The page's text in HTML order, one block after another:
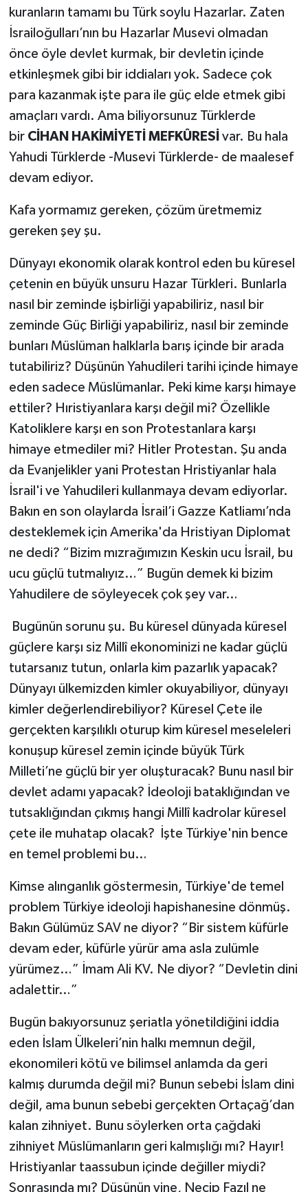
kuranların tamamı bu Türk soylu Hazarlar. Zaten
İsrailoğulları’nın bu Hazarlar Musevi olmadan
önce öyle devlet kurmak, bir devletin içinde
etkinleşmek gibi bir iddiaları yok. Sadece çok
para kazanmak işte para ile güç elde etmek gibi
amaçları vardı. Ama biliyorsunuz Türklerde
bir CİHAN HAKİMİYETİ MEFKÛRESİ var. Bu hala
Yahudi Türklerde -Musevi Türklerde- de maalesef
devam ediyor.
Kafa yormamız gereken, çözüm üretmemiz
gereken şey şu.
Dünyayı ekonomik olarak kontrol eden bu küresel
çetenin en büyük unsuru Hazar Türkleri. Bunlarla
nasıl bir zeminde işbirliği yapabiliriz, nasıl bir
zeminde Güç Birliği yapabiliriz, nasıl bir zeminde
bunları Müslüman halklarla barış içinde bir arada
tutabiliriz? Düşünün Yahudileri tarihi içinde himaye
eden sadece Müslümanlar. Peki kime karşı himaye
ettiler? Hıristiyanlara karşı değil mi? Özellikle
Katoliklere karşı en son Protestanlara karşı
himaye etmediler mi? Hitler Protestan. Şu anda
da Evanjelikler yani Protestan Hristiyanlar hala
İsrail'i ve Yahudileri kullanmaya devam ediyorlar.
Bakın en son olaylarda İsrail’i Gazze Katliamı’nda
desteklemek için Amerika'da Hristiyan Diplomat
ne dedi? “Bizim mızrağımızın Keskin ucu İsrail, bu
ucu güçlü tutmalıyız…” Bugün demek ki bizim
Yahudilere de söyleyecek çok şey var…
Bugünün sorunu şu. Bu küresel dünyada küresel
güçlere karşı siz Millî ekonominizi ne kadar güçlü
tutarsanız tutun, onlarla kim pazarlık yapacak?
Dünyayı ülkemizden kimler okuyabiliyor, dünyayı
kimler değerlendirebiliyor? Küresel Çete ile
gerçekten karşılıklı oturup kim küresel meseleleri
konuşup küresel zemin içinde büyük Türk
Milleti’ne güçlü bir yer oluşturacak? Bunu nasıl bir
devlet adamı yapacak? İdeoloji bataklığından ve
tutsaklığından çıkmış hangi Millî kadrolar küresel
çete ile muhatap olacak? İşte Türkiye'nin bence
en temel problemi bu…
Kimse alınganlık göstermesin, Türkiye'de temel
problem Türkiye ideoloji hapishanesine dönmüş.
Bakın Gülümüz SAV ne diyor? “Bir sistem küfürle
devam eder, küfürle yürür ama asla zulümle
yürümez…” İmam Ali KV. Ne diyor? “Devletin dini
adalettir…”
Bugün bakıyorsunuz şeriatla yönetildiğini iddia
eden İslam Ülkeleri’nin halkı memnun değil,
ekonomileri kötü ve bilimsel anlamda da geri
kalmış durumda değil mi? Bunun sebebi İslam dini
değil, ama bunun sebebi gerçekten Ortaçağ’dan
kalan zihniyet. Bunu söylerken orta çağdaki
zihniyet Müslümanların geri kalmışlığı mı? Hayır!
Hristiyanlar taassubun içinde değiller miydi?
Sonrasında mı? Düşünün yine, Necip Fazıl ne